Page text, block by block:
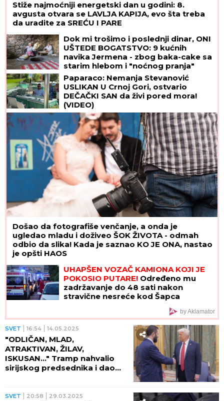
Stiže najmoćniji energetski dan u godini: 8.
avgusta otvara se LAVLJA KAPIJA, evo šta treba
da uradite za SREĆU I PARE
Dok mi trošimo i poslednji dinar, ONI
UŠTEDE BOGATSTVO: 9 kućnih
navika Jermena - zbog baka-cake sa
starim hlebom i "noćnog pranja"
novčanici su im uvek PUNI
Paparaco: Nemanja Stevanović
USLIKAN U Crnoj Gori, ostvario
DEČAČKI SAN da živi pored mora!
(VIDEO)
Došao da fotografiše venčanje, a onda je
ugledao mladu i doživeo ŠOK ŽIVOTA - odmah
odbio da slika! Kada je saznao KO JE ONA, nastao
je opšti HAOS
UHAPŠEN VOZAČ KAMIONA KOJI JE
POKOSIO PUTARE! Određeno mu
zadržavanje do 48 sati nakon
stravične nesreće kod Šapca
by Aklamator
SVET 16:54 14.05.2025
"ODLIČAN, MLAD,
ATRAKTIVAN, ŽILAV,
ISKUSAN..." Tramp nahvalio
sirijskog predsednika i dao
SVET 20:58 29.03.2025